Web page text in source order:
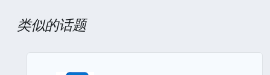
类似的话题